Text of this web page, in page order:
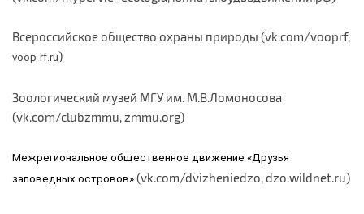
Всероссийское общество охраны природы (vk.com/vooprf,
voop-rf.ru)
Зоологический музей МГУ им. М.В.Ломоносова
(vk.com/clubzmmu, zmmu.org)
Межрегиональное общественное движение «Друзья
заповедных островов» (vk.com/dvizheniedzo, dzo.wildnet.ru)